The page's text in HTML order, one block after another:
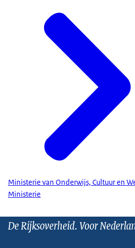
Ministerie van Onderwijs, Cultuur en
Ministerie
De Rijksoverheid. Voor